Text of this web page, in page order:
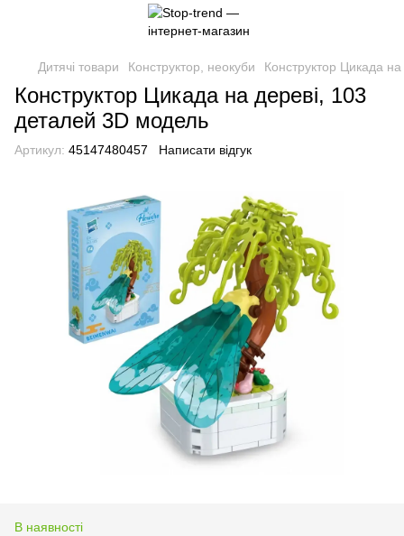
Дитячі товари Конструктор, неокуби Конструктор Цикада
Конструктор Цикада на дереві, 103
деталей 3D модель
Артикул: 45147480457 Написати відгук
В наявності